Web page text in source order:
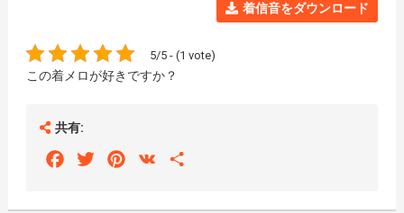
着信音をダウンロード
5/5 - (1 vote)
この着メロが好きですか？
共有:
FacebookTwitterPinterest
VK